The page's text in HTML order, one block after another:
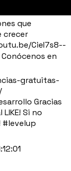
que
crecer
CieI7s8--
Conócenos en
gratuitas-
Gracias
Si no
#levelup